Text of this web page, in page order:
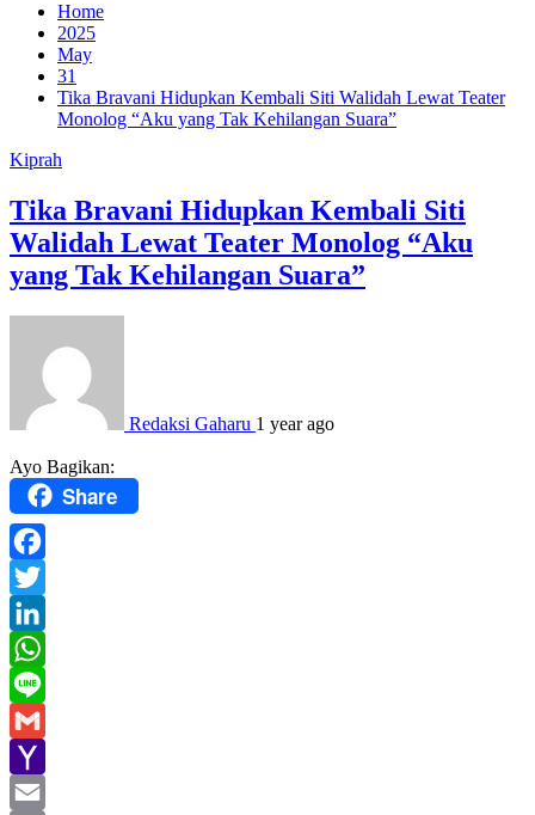
Home
2025
May
31
Tika Bravani Hidupkan Kembali Siti Walidah Lewat Teater
Monolog “Aku yang Tak Kehilangan Suara”
Kiprah
Tika Bravani Hidupkan Kembali Siti
Walidah Lewat Teater Monolog “Aku
yang Tak Kehilangan Suara”
Redaksi Gaharu 1 year ago
Ayo Bagikan:
Share
Facebook
Twitter
LinkedIn
WhatsApp
Line
Gmail
Yahoo